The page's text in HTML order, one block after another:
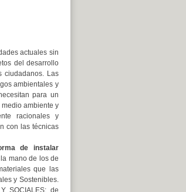
actuales sin
del desarrollo
ciudadanos. Las
ambientales y
para un
ambiente y
racionales y
con las técnicas
de instalar
mano de los de
que las
y Sostenibles.
SOCIALES; de